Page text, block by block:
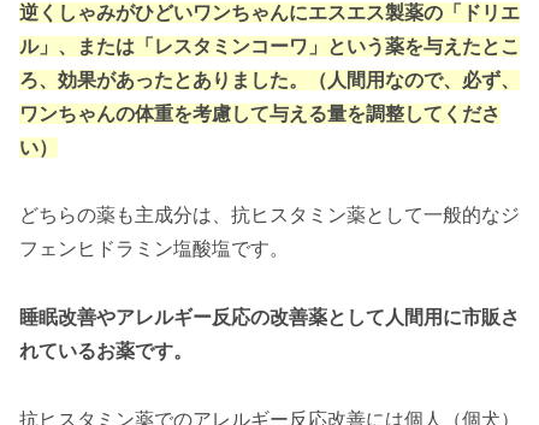
逆くしゃみがひどいワンちゃんにエスエス製薬の「ドリエ
ル」、または「レスタミンコーワ」という薬を与えたとこ
ろ、効果があったとありました。（人間用なので、必ず、
ワンちゃんの体重を考慮して与える量を調整してくださ
い）
どちらの薬も主成分は、抗ヒスタミン薬として一般的なジ
フェンヒドラミン塩酸塩です。
睡眠改善やアレルギー反応の改善薬として人間用に市販さ
れているお薬です。
抗ヒスタミン薬でのアレルギー反応改善には個人（個犬）